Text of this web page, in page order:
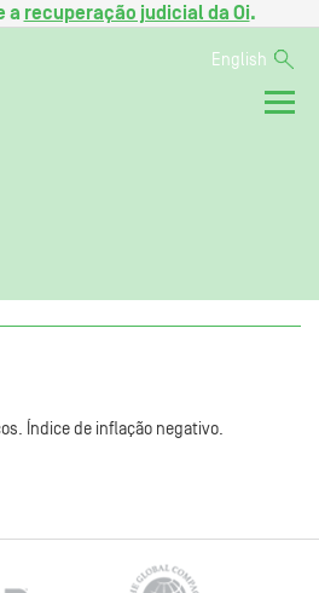
a recuperação judicial da Oi.
English
Índice de inflação negativo.